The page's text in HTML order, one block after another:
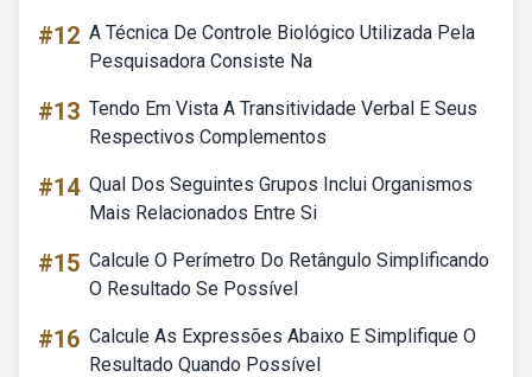
#12 A Técnica De Controle Biológico Utilizada Pela
Pesquisadora Consiste Na
#13 Tendo Em Vista A Transitividade Verbal E Seus
Respectivos Complementos
#14 Qual Dos Seguintes Grupos Inclui Organismos
Mais Relacionados Entre Si
#15 Calcule O Perímetro Do Retângulo Simplificando
O Resultado Se Possível
#16 Calcule As Expressões Abaixo E Simplifique O
Resultado Quando Possível